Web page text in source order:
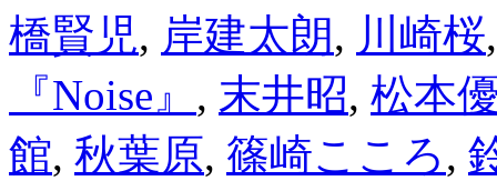
橋賢児, 岸建太朗, 川崎桜
『Noise』 , 末井昭, 松本
館, 秋葉原, 篠崎こころ,